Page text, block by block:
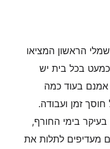
הראשון המציאו
כיום כמעט בכל בית יש
אמנם בעוד כמה
זמן ועבודה.
בימי החורף,
מעדיפים לתלות את